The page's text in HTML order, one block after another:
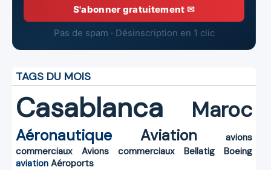
S'abonner gratuitement ✉
Pas de spam · Désinscription en 1 clic
TAGS DU MOIS
Casablanca Maroc
Aéronautique Aviation
avions
commerciaux
Avions commerciaux Bellatig
Boeing
aviation Aéroports